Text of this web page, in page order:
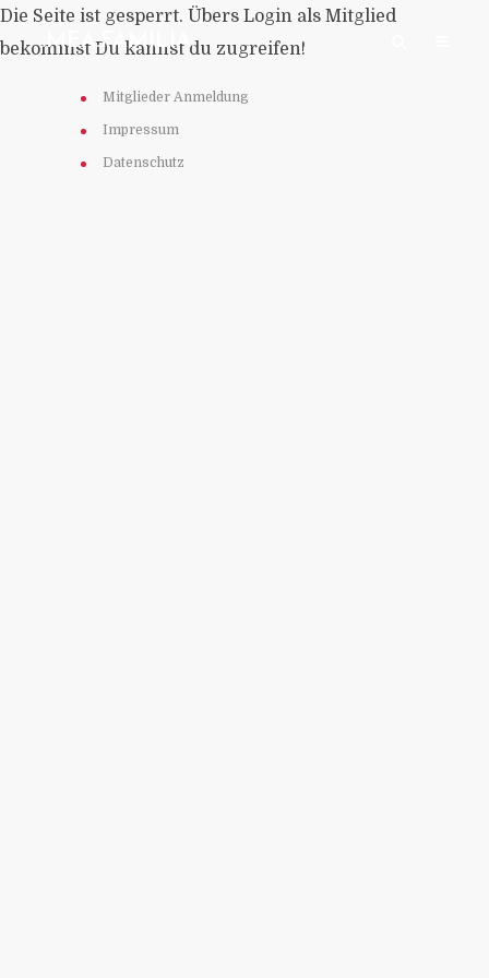
:MEA:FAMILIA:
Die Seite ist gesperrt. Übers Login als Mitglied
bekommst Du kannst du zugreifen!
Mitglieder Anmeldung
Impressum
Datenschutz